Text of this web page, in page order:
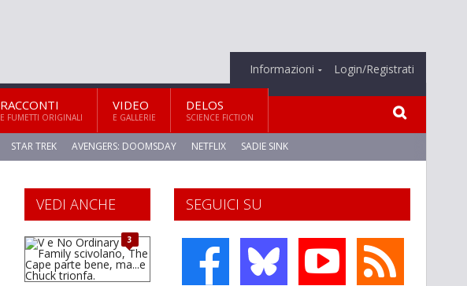
Informazioni Login/Registrati
RACCONTI
E FUMETTI ORIGINALI
VIDEO
E GALLERIE
DELOS
SCIENCE FICTION
STAR TREK AVENGERS: DOOMSDAY NETFLIX SADIE SINK
SEGUICI SU
VEDI ANCHE
3